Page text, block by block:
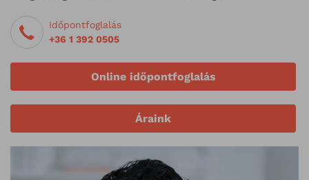
Időpontfoglalás
+36 1 392 0505
Online időpontfoglalás
Áraink